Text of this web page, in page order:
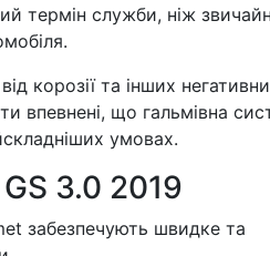
термін служби, ніж
корозії та інших
впевнені, що гальмівна
умовах.
3.0 2019
забезпечують швидке та